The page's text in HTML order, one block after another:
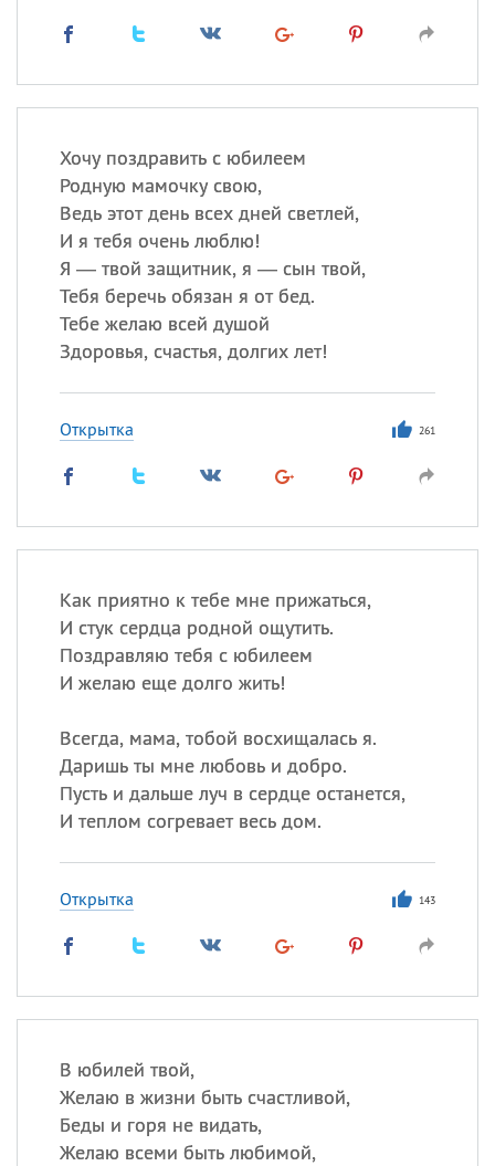
Хочу поздравить с юбилеем
Родную мамочку свою,
Ведь этот день всех дней светлей,
И я тебя очень люблю!
Я — твой защитник, я — сын твой,
Тебя беречь обязан я от бед.
Тебе желаю всей душой
Здоровья, счастья, долгих лет!
Открытка 261
Как приятно к тебе мне прижаться,
И стук сердца родной ощутить.
Поздравляю тебя с юбилеем
И желаю еще долго жить!
Всегда, мама, тобой восхищалась я.
Даришь ты мне любовь и добро.
Пусть и дальше луч в сердце останется,
И теплом согревает весь дом.
Открытка 143
В юбилей твой,
Желаю в жизни быть счастливой,
Беды и горя не видать,
Желаю всеми быть любимой,